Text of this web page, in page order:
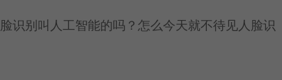
识别叫人工智能的吗？怎么今天就不待见人脸识